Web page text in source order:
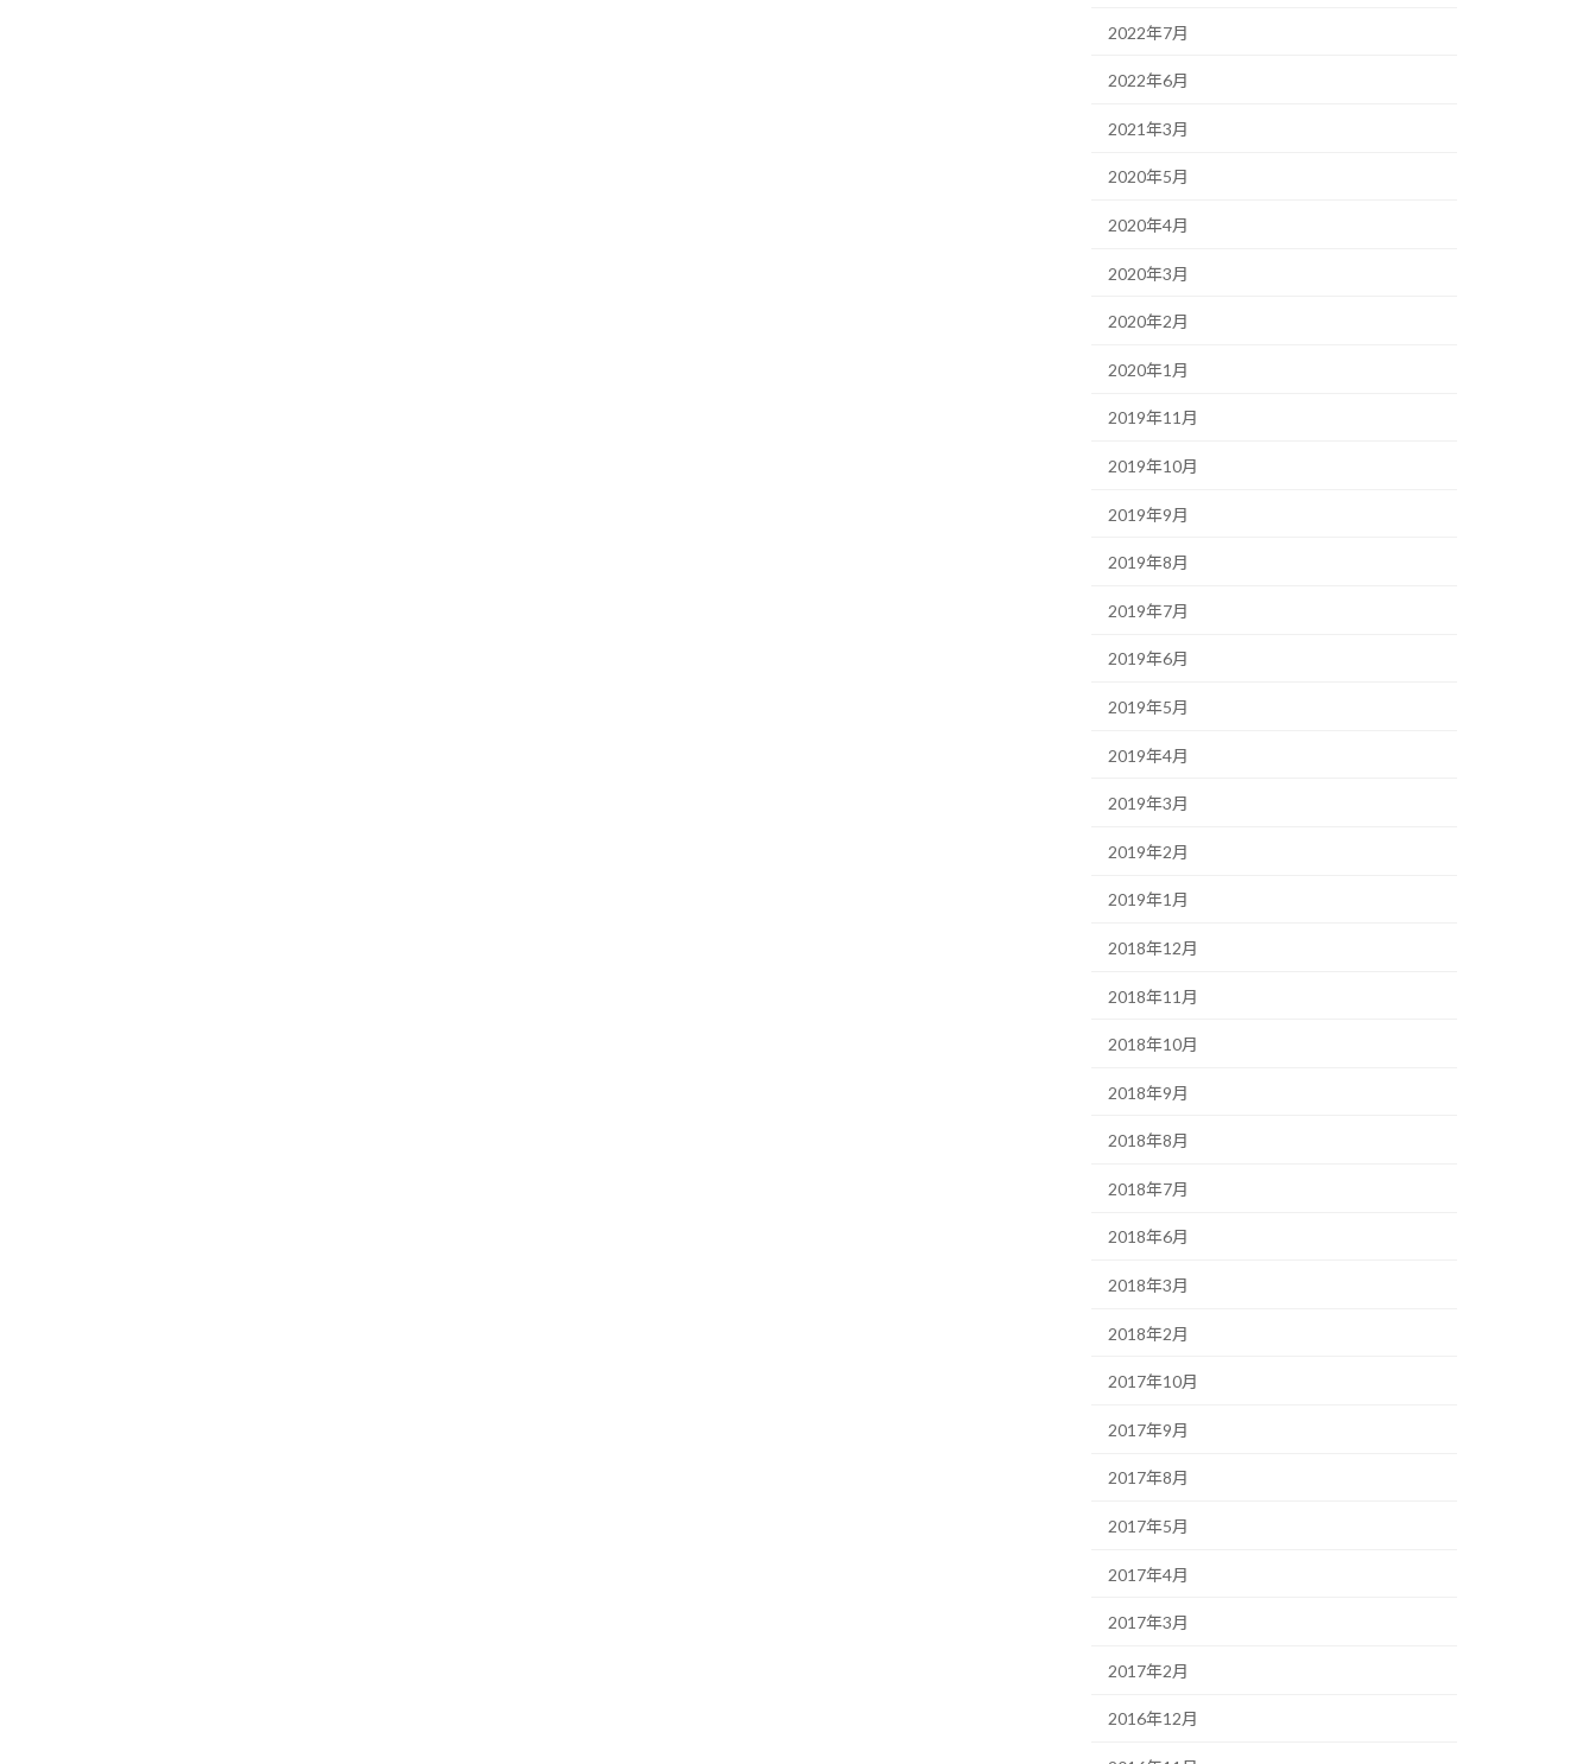
2022年7月
2022年6月
2021年3月
2020年5月
2020年4月
2020年3月
2020年2月
2020年1月
2019年11月
2019年10月
2019年9月
2019年8月
2019年7月
2019年6月
2019年5月
2019年4月
2019年3月
2019年2月
2019年1月
2018年12月
2018年11月
2018年10月
2018年9月
2018年8月
2018年7月
2018年6月
2018年3月
2018年2月
2017年10月
2017年9月
2017年8月
2017年5月
2017年4月
2017年3月
2017年2月
2016年12月